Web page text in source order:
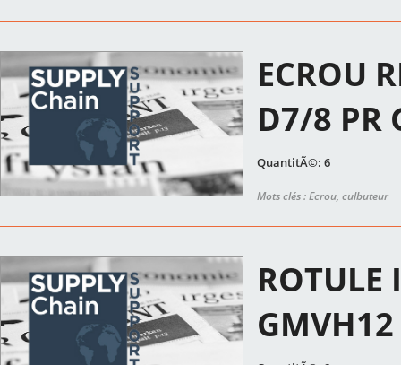
ECROU
D7/8 PR
QuantitÃ©: 6
Mots clés : Ecrou, culbuteur
ROTULE
GMVH12